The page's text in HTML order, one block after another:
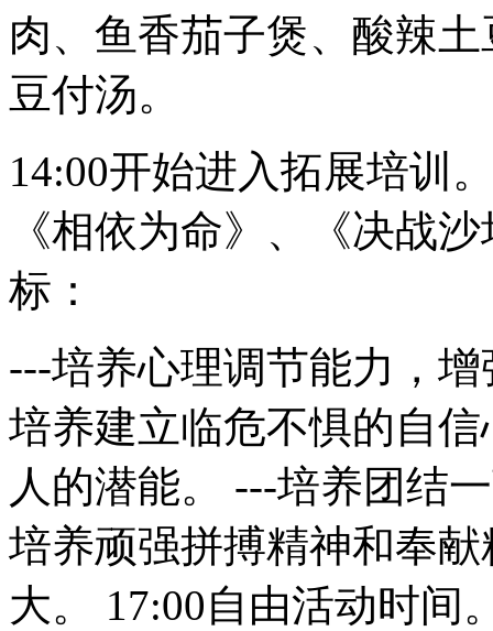
肉、鱼香茄子煲、酸辣
豆付汤。
14:00开始进入拓展培训
《相依为命》、《决战
标：
---培养心理调节能力，
培养建立临危不惧的自
人的潜能。 ---培养团结
培养顽强拼搏精神和奉
大。 17:00自由活动时间